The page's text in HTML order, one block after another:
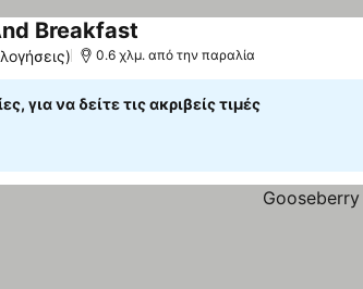
Breakfast
0.6 χλμ. από την παραλία
για να δείτε τις ακριβείς τιμές